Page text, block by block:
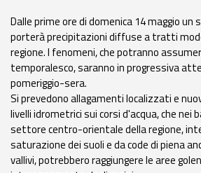
Strumenti
Operativi
Report
Aggiornamenti
Dalle prime ore di domenica 14 maggio
porterà precipitazioni diffuse a tratti
regione. I fenomeni, che potranno
temporalesco, saranno in progressiva
pomeriggio-sera.
Si prevedono allagamenti localizzati e
livelli idrometrici sui corsi d'acqua, che nei
settore centro-orientale della regione,
saturazione dei suoli e da code di piena
vallivi, potrebbero raggiungere le aree